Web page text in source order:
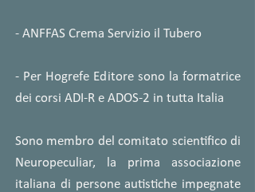
- ANFFAS Crema Servizio il Tubero
- Per Hogrefe Editore sono la formatrice
dei corsi ADI-R e ADOS-2 in tutta Italia
Sono membro del comitato scientifico di
Neuropeculiar, la prima associazione
italiana di persone autistiche impegnate